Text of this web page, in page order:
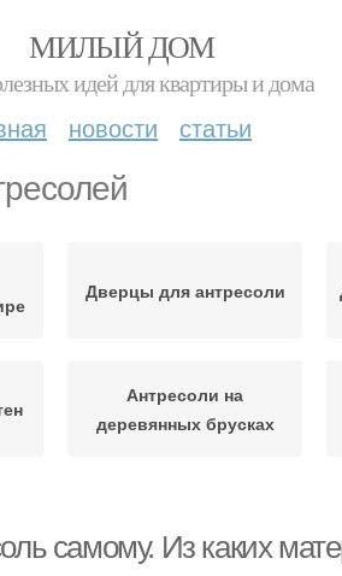
МИЛЫЙ ДОМ
идей для квартиры и дома
новости статьи
Дверцы для антресоли
Антресоли на
деревянных брусках
самому. Из каких